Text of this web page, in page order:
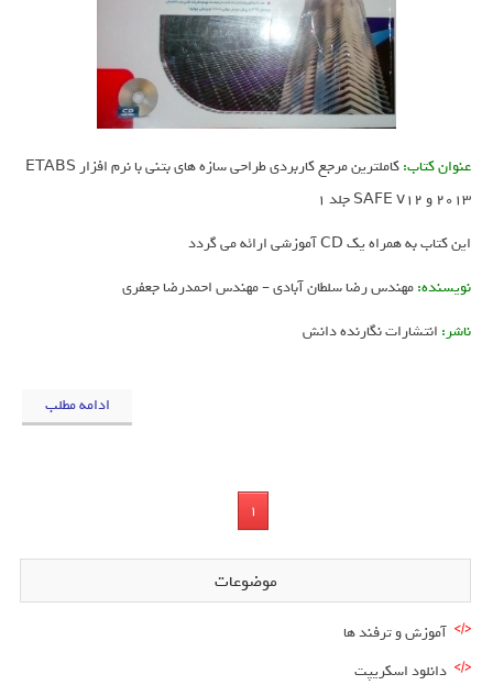
عنوان کتاب:
کاملترین مرجع کاربردی طراحی سازه های بتنی با نرم افزار ETABS
2013 و SAFE v12 جلد 1
این کتاب به همراه یک CD آموزشی ارائه می گردد
نویسنده:مهندس رضا سلطان آبادی – مهندس احمدرضا جعفری
ناشر: انتشارات نگارنده دانش
ادامه مطلب
1
موضوعات
آموزش و ترفند ها
دانلود اسکریپت